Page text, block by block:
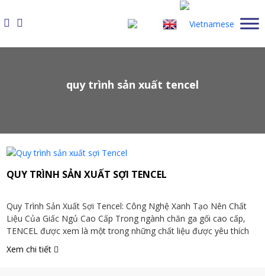
to
content
quy trình sản xuất tencel
QUY TRÌNH SẢN XUẤT SỢI TENCEL
Quy Trình Sản Xuất Sợi Tencel: Công Nghệ Xanh Tạo Nên Chất
Liệu Của Giấc Ngủ Cao Cấp Trong ngành chăn ga gối cao cấp,
TENCEL được xem là một trong những chất liệu được yêu thích
nhất nhờ độ mềm mại, thoáng khí và thân thiện với làn da. Nhưng
ít ai biết rằng […]
Xem chi tiết